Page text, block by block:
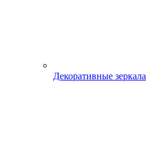
Декоративные зеркала